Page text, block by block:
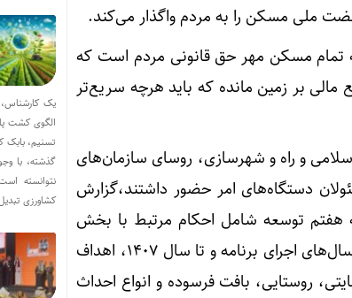
ملی مسکن را به مردم واگذار می‌کند.
تمام مسکن مهر حق قانونی مردم است که
بر زمین مانده که باید هرچه سریع‌تر
و راه و شهرسازی، روسای سازمان‌های
دستگاه‌های امر حضور داشتند،گزارش
هفتم توسعه شامل احکام مرتبط با بخش
مسکن ۱۳ دستگاه‌ مسئول در حوزه ساخت مسکن در طول سال‌های اجرای برنامه و تا سال ۱۴۰۷، اهداف
روستایی، بافت فرسوده و انواع احداث
یک کارشناس،
الگوی کشت
تسنیم، بابک
گذشته، با
نتوانسته
کشاورزی